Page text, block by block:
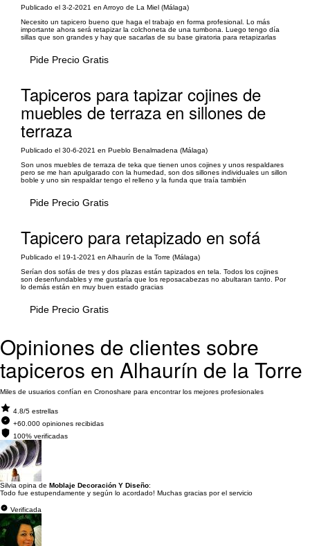
Publicado el 3-2-2021 en Arroyo de La Miel (Málaga)
Necesito un tapicero bueno que haga el trabajo en forma profesional. Lo más
importante ahora será retapizar la colchoneta de una tumbona. Luego tengo día
sillas que son grandes y hay que sacarlas de su base giratoria para retapizarlas
Pide Precio Gratis
Tapiceros para tapizar cojines de
muebles de terraza en sillones de
terraza
Publicado el 30-6-2021 en Pueblo Benalmadena (Málaga)
Son unos muebles de terraza de teka que tienen unos cojines y unos respaldares
pero se me han apulgarado con la humedad, son dos sillones individuales un sillon
boble y uno sin respaldar tengo el relleno y la funda que traía también
Pide Precio Gratis
Tapicero para retapizado en sofá
Publicado el 19-1-2021 en Alhaurín de la Torre (Málaga)
Serían dos sofás de tres y dos plazas están tapizados en tela. Todos los cojines
son desenfundables y me gustaría que los reposacabezas no abultaran tanto. Por
lo demás están en muy buen estado gracias
Pide Precio Gratis
Opiniones de clientes sobre
tapiceros en Alhaurín de la Torre
Miles de usuarios confían en Cronoshare para encontrar los mejores profesionales
4.8/5 estrellas
+60.000 opiniones recibidas
100% verificadas
Silvia opina de Moblaje Decoración Y Diseño:
Todo fue estupendamente y según lo acordado! Muchas gracias por el servicio
Verificada